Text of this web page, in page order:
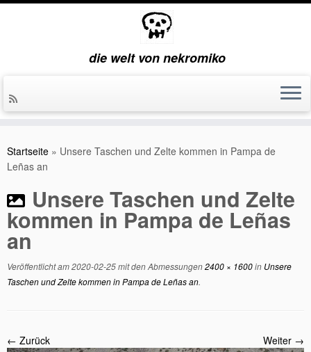
Inhalt
springen
die welt von nekromiko
Startseite » Unsere Taschen und Zelte kommen in Pampa de
Leñas an
Unsere Taschen und Zelte
kommen in Pampa de Leñas
an
Veröffentlicht am2020-02-25mit den Abmessungen2400 × 1600in Unsere
Taschen und Zelte kommen in Pampa de Leñas an.
← Zurück Weiter →